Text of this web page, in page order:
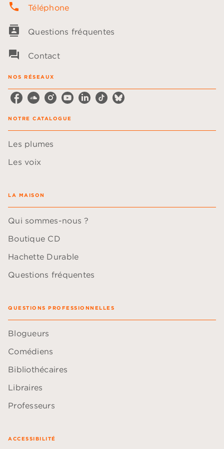
phone Téléphone
contacts Questions fréquentes
question_answer Contact
NOS RÉSEAUX
NOTRE CATALOGUE
Les plumes
Les voix
LA MAISON
Qui sommes-nous ?
Boutique CD
Hachette Durable
Questions fréquentes
QUESTIONS PROFESSIONNELLES
Blogueurs
Comédiens
Bibliothécaires
Libraires
Professeurs
ACCESSIBILITÉ